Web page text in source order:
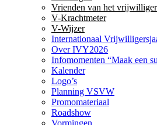
Vrienden van het
V-Krachtmeter
V-Wijzer
Internationaal
Over IVY2026
Infomomenten “Maak een
Kalender
Logo’s
Planning VSVW
Promomateriaal
Roadshow
Vormingen